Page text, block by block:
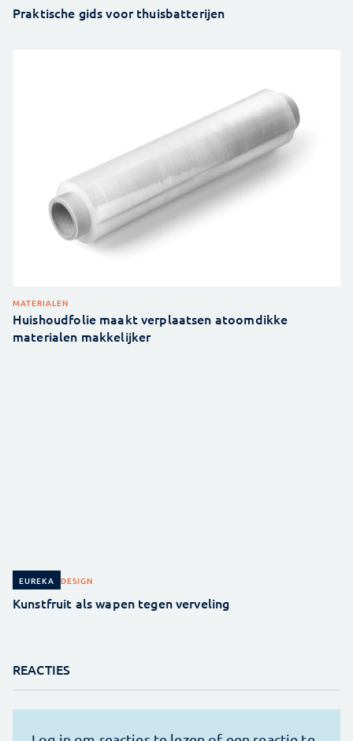
Praktische gids voor thuisbatterijen
MATERIALEN
Huishoudfolie maakt verplaatsen atoomdikke
materialen makkelijker
EUREKA DESIGN
Kunstfruit als wapen tegen verveling
REACTIES